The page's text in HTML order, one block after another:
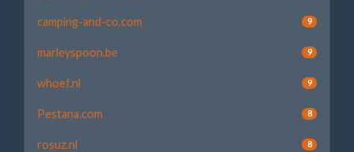
camping-and-co.com 9
marleyspoon.be 9
whoef.nl 9
Pestana.com 8
rosuz.nl 8